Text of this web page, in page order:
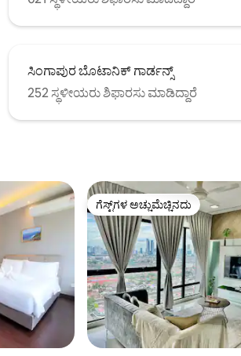
ಸಿಂಗಾಪುರ ಬೊಟಾನಿಕ್ ಗಾರ್ಡನ್ಸ್
252 ಸ್ಥಳೀಯರು ಶಿಫಾರಸು ಮಾಡಿದ್ದಾರೆ
ಗೆಸ್ಟ್‌ಗಳ ಅಚ್ಚುಮೆಚ್ಚಿನದು
ಗೆಸ್ಟ್‌ಗಳ ಅಚ್ಚುಮೆಚ್ಚಿನದು